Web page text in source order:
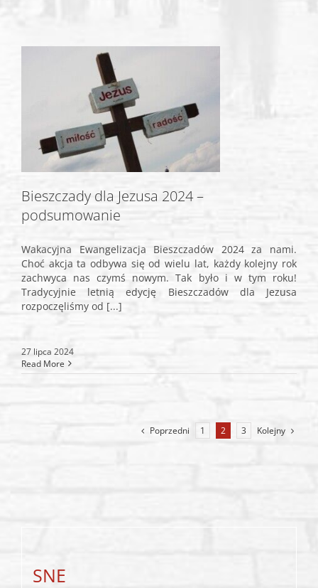
Bieszczady dla Jezusa 2024 –
podsumowanie
Wakacyjna Ewangelizacja Bieszczadów 2024 za nami.
Choć akcja ta odbywa się od wielu lat, każdy kolejny rok
zachwyca nas czymś nowym. Tak było i w tym roku!
Tradycyjnie letnią edycję Bieszczadów dla Jezusa
rozpoczęliśmy od [...]
27 lipca 2024
Read More
Poprzedni 1 2 3 Kolejny
SNE